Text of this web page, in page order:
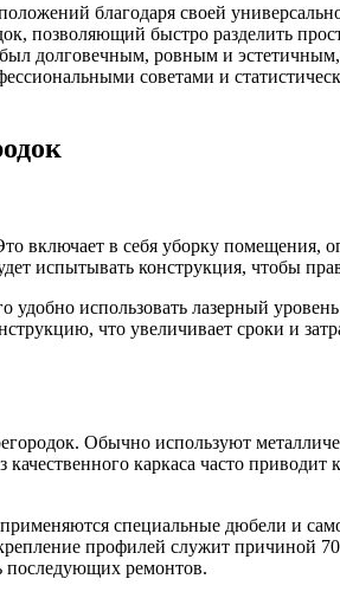
благодаря своей
позволяющий быстро разделить
долговечным, ровным и
советами и
включает в себя уборку помещения,
испытывать конструкция, чтобы
удобно использовать лазерный
что увеличивает сроки и
Обычно используют
каркаса часто
специальные дюбели и
профилей служит причиной
последующих ремонтов.